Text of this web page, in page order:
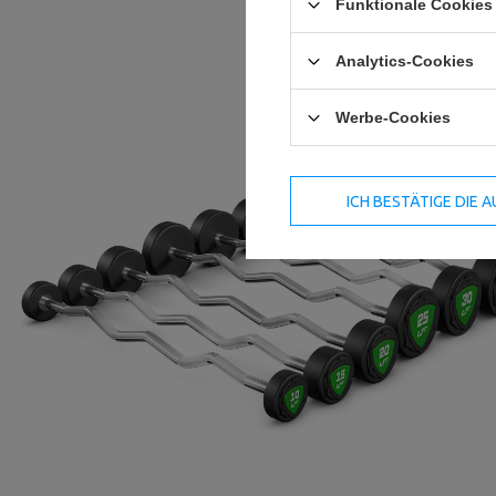
Funktionale
Analytics-Cookies
Werbe-Cookies
ICH BESTÄTIGE DIE